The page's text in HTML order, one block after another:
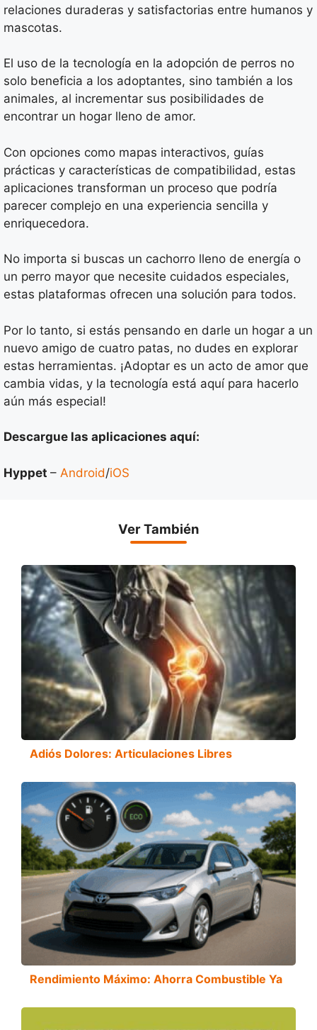
relaciones duraderas y satisfactorias entre humanos y
mascotas.
El uso de la tecnología en la adopción de perros no
solo beneficia a los adoptantes, sino también a los
animales, al incrementar sus posibilidades de
encontrar un hogar lleno de amor.
Con opciones como mapas interactivos, guías
prácticas y características de compatibilidad, estas
aplicaciones transforman un proceso que podría
parecer complejo en una experiencia sencilla y
enriquecedora.
No importa si buscas un cachorro lleno de energía o
un perro mayor que necesite cuidados especiales,
estas plataformas ofrecen una solución para todos.
Por lo tanto, si estás pensando en darle un hogar a un
nuevo amigo de cuatro patas, no dudes en explorar
estas herramientas. ¡Adoptar es un acto de amor que
cambia vidas, y la tecnología está aquí para hacerlo
aún más especial!
Descargue las aplicaciones aquí:
Hyppet – Android/iOS
Ver También
Adiós Dolores: Articulaciones Libres
Rendimiento Máximo: Ahorra Combustible Ya